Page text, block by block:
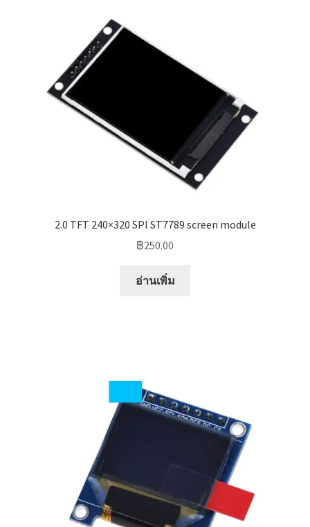
2.0 TFT 240×320 SPI ST7789 screen module
฿250.00
อ่านเพิ่ม